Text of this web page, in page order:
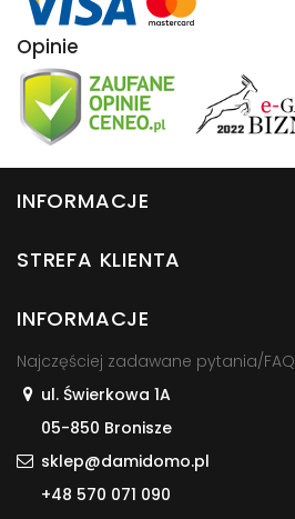
Opinie
INFORMACJE
STREFA KLIENTA
INFORMACJE
Najczęściej zadawane pytania/FAQ
ul. Świerkowa 1A
05-850 Bronisze
sklep@damidomo.pl
+48 570 071 090